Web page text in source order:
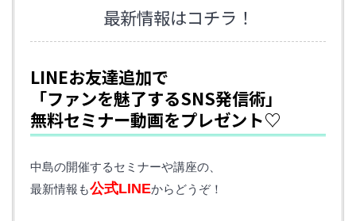
最新情報はコチラ！
LINEお友達追加で
「ファンを魅了するSNS発信術」
無料セミナー動画をプレゼント♡
中島の開催するセミナーや講座の、
最新情報も公式LINEからどうぞ！